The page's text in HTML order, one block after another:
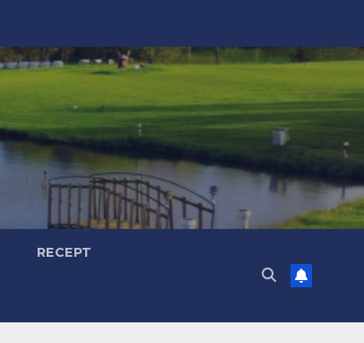
RECEPT